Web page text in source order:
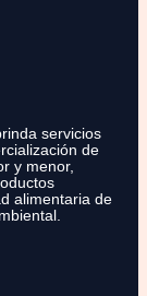
servicios
de
y menor,
alimentaria de